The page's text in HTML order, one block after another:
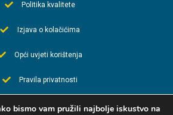
Politika kvalitete
Izjava o kolačićima
Opći uvjeti korištenja
Pravila privatnosti
Apartmani & kuće za odmor
bismo vam pružili najbolje iskustvo na